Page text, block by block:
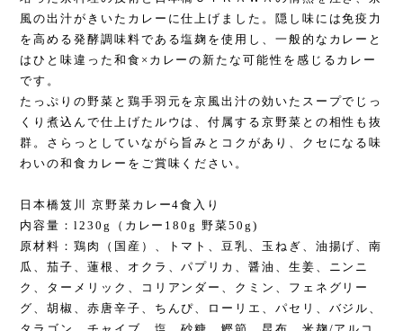
風の出汁がきいたカレーに仕上げました。隠し味には免疫力
を高める発酵調味料である塩麹を使用し、一般的なカレーと
はひと味違った和食×カレーの新たな可能性を感じるカレー
です。
たっぷりの野菜と鶏手羽元を京風出汁の効いたスープでじっ
くり煮込んで仕上げたルウは、付属する京野菜との相性も抜
群。さらっとしていながら旨みとコクがあり、クセになる味
わいの和食カレーをご賞味ください。
日本橋笈川 京野菜カレー4食入り
内容量：l230g（カレー180g 野菜50g)
原材料：鶏肉（国産）、トマト、豆乳、玉ねぎ、油揚げ、南
瓜、茄子、蓮根、オクラ、パプリカ、醤油、生姜、ニンニ
ク、ターメリック、コリアンダー、クミン、フェネグリー
グ、胡椒、赤唐辛子、ちんぴ、ローリエ、パセリ、バジル、